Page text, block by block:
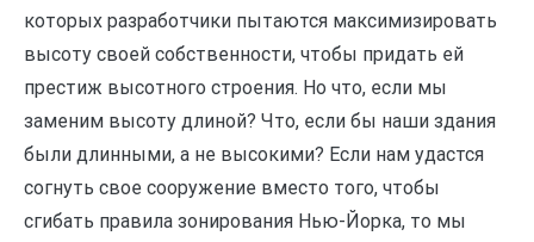
которых разработчики пытаются максимизировать
высоту своей собственности, чтобы придать ей
престиж высотного строения. Но что, если мы
заменим высоту длиной? Что, если бы наши здания
были длинными, а не высокими? Если нам удастся
согнуть свое сооружение вместо того, чтобы
сгибать правила зонирования Нью-Йорка, то мы